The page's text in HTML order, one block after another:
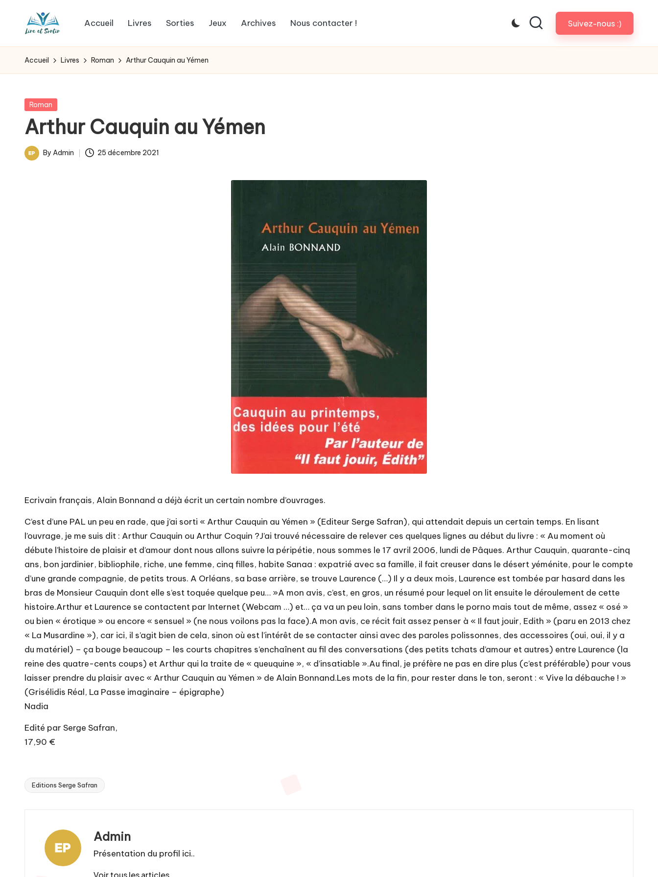
L
i
e
e
t
livres
pour
les
goûts,
des
pour
Accueil Livres Sorties Jeux Archives Nous contacter ! Suivez-nous :)
Accueil Livres Roman Arthur Cauquin au Yémen
Posted
Roman
Arthur Cauquin au Yémen
Posted
By Admin 25 décembre 2021
Ecrivain français, Alain Bonnand a déjà écrit un certain nombre d’ouvrages.
C’est d’une PAL un peu en rade, que j’ai sorti « Arthur Cauquin au Yémen » (Editeur Serge Safran), qui attendait depuis un certain temps. En lisant
l’ouvrage, je me suis dit : Arthur Cauquin ou Arthur Coquin ?J’ai trouvé nécessaire de relever ces quelques lignes au début du livre : « Au moment où
débute l’histoire de plaisir et d’amour dont nous allons suivre la péripétie, nous sommes le 17 avril 2006, lundi de Pâques. Arthur Cauquin, quarante-cinq
ans, bon jardinier, bibliophile, riche, une femme, cinq filles, habite Sanaa : expatrié avec sa famille, il fait creuser dans le désert yéménite, pour le compte
d’une grande compagnie, de petits trous. A Orléans, sa base arrière, se trouve Laurence (…) Il y a deux mois, Laurence est tombée par hasard dans les
bras de Monsieur Cauquin dont elle s’est toquée quelque peu… »A mon avis, c’est, en gros, un résumé pour lequel on lit ensuite le déroulement de cette
histoire.Arthur et Laurence se contactent par Internet (Webcam …) et… ça va un peu loin, sans tomber dans le porno mais tout de même, assez « osé »
ou bien « érotique » ou encore « sensuel » (ne nous voilons pas la face).A mon avis, ce récit fait assez penser à « Il faut jouir, Edith » (paru en 2013 chez
« La Musardine »), car ici, il s’agit bien de cela, sinon où est l’intérêt de se contacter ainsi avec des paroles polissonnes, des accessoires (oui, oui, il y a
du matériel) – ça bouge beaucoup – les courts chapitres s’enchaînent au fil des conversations (des petits tchats d’amour et autres) entre Laurence (la
reine des quatre-cents coups) et Arthur qui la traite de « queuquine », « d’insatiable ».Au final, je préfère ne pas en dire plus (c’est préférable) pour vous
laisser prendre du plaisir avec « Arthur Cauquin au Yémen » de Alain Bonnand.Les mots de la fin, pour rester dans le ton, seront : « Vive la débauche ! »
(Grisélidis Réal, La Passe imaginaire – épigraphe)
Nadia
Edité par Serge Safran,
17,90 €
Tags:
Editions Serge Safran
Admin
Présentation du profil ici..
Voir tous les articles